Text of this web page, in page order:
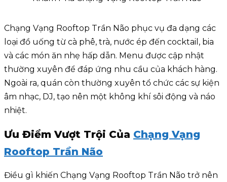
Chạng Vạng Rooftop Trần Não phục vụ đa dạng các
loại đồ uống từ cà phê, trà, nước ép đến cocktail, bia
và các món ăn nhẹ hấp dẫn. Menu được cập nhật
thường xuyên để đáp ứng nhu cầu của khách hàng.
Ngoài ra, quán còn thường xuyên tổ chức các sự kiện
âm nhạc, DJ, tạo nên một không khí sôi động và náo
nhiệt.
Ưu Điểm Vượt Trội Của Chạng Vạng
Rooftop Trần Não
Điều gì khiến Chạng Vạng Rooftop Trần Não trở nên